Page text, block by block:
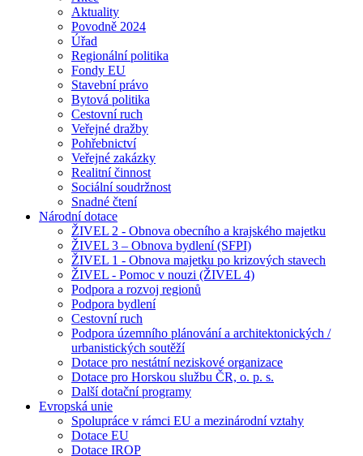
Aktuality
Povodně 2024
Úřad
Regionální politika
Fondy EU
Stavební právo
Bytová politika
Cestovní ruch
Veřejné dražby
Pohřebnictví
Veřejné zakázky
Realitní činnost
Sociální soudržnost
Snadné čtení
Národní dotace
ŽIVEL 2 - Obnova obecního a krajského majetku
ŽIVEL 3 – Obnova bydlení (SFPI)
ŽIVEL 1 - Obnova majetku po krizových stavech
ŽIVEL - Pomoc v nouzi (ŽIVEL 4)
Podpora a rozvoj regionů
Podpora bydlení
Cestovní ruch
Podpora územního plánování a architektonických /
urbanistických soutěží
Dotace pro nestátní neziskové organizace
Dotace pro Horskou službu ČR, o. p. s.
Další dotační programy
Evropská unie
Spolupráce v rámci EU a mezinárodní vztahy
Dotace EU
Dotace IROP